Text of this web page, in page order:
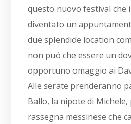
questo nuovo festival che
diventato un
due splendide location
non può che essere un
opportuno omaggio ai
Alle serate prenderanno
Ballo, la nipote di
rassegna messinese che